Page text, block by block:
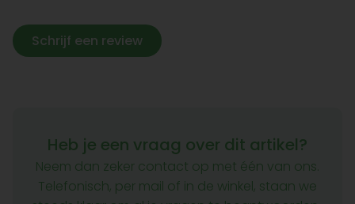
Schrijf een review
Heb je een vraag over dit artikel?
Neem dan zeker contact op met één van ons.
Telefonisch, per mail of in de winkel, staan we